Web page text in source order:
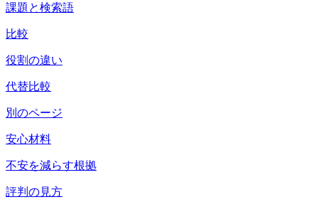
課題と検索語
比較
役割の違い
代替比較
別のページ
安心材料
不安を減らす根拠
評判の見方